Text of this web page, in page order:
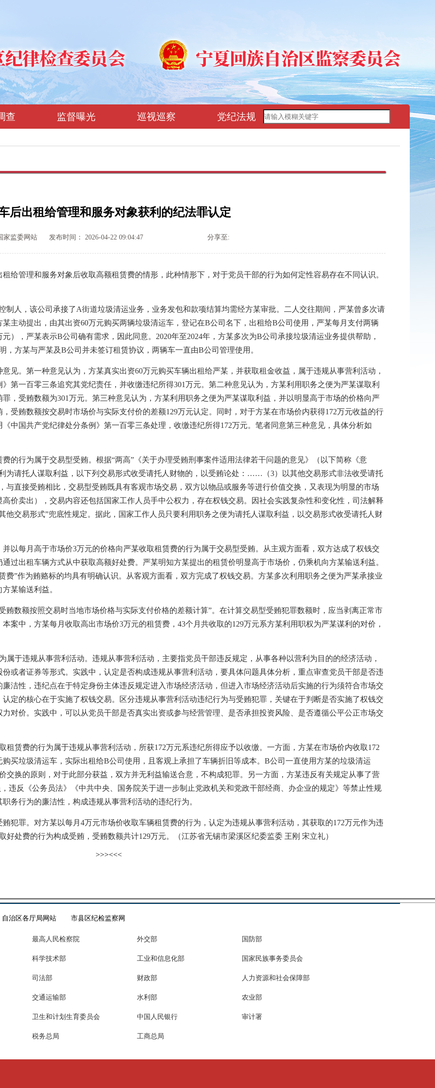
查 监督曝光 巡视巡察 党纪法规
后出租给管理和服务对象获利的纪法罪认定
家监委网站 发布时间： 2026-04-22 09:04:47 分享至:
管理和服务对象后收取高额租赁费的情形，此种情形下，对于党员干部的行为如何定性容易存在不同认识。
，该公司承接了A街道垃圾清运业务，业务发包和款项结算均需经方某审批。二人交往期间，严某曾多次请
主动提出，由其出资60万元购买两辆垃圾清运车，登记在B公司名下，出租给B公司使用，严某每月支付两辆
），严某表示B公司确有需求，因此同意。2020年至2024年，方某多次为B公司承接垃圾清运业务提供帮助，
，方某与严某及B公司并未签订租赁协议，两辆车一直由B公司管理使用。
。第一种意见认为，方某真实出资60万元购买车辆出租给严某，并获取租金收益，属于违规从事营利活动，
第一百零三条追究其党纪责任，并收缴违纪所得301万元。第二种意见认为，方某利用职务之便为严某谋取利
，受贿数额为301万元。第三种意见认为，方某利用职务之便为严某谋取利益，并以明显高于市场的价格向严
受贿数额按交易时市场价与实际支付价的差额129万元认定。同时，对于方某在市场价内获得172万元收益的行
中国共产党纪律处分条例》第一百零三条处理，收缴违纪所得172万元。笔者同意第三种意见，具体分析如
行为属于交易型受贿。根据“两高”《关于办理受贿刑事案件适用法律若干问题的意见》（以下简称《意
为请托人谋取利益，以下列交易形式收受请托人财物的，以受贿论处：……（3）以其他交易形式非法收受请托
与直接受贿相比，交易型受贿既具有客观市场交易，双方以物品或服务等进行价值交换，又表现为明显的市场
价卖出），交易内容还包括国家工作人员手中公权力，存在权钱交易。因社会实践复杂性和变化性，司法解释
他交易形式”兜底性规定。据此，国家工作人员只要利用职务之便为请托人谋取利益，以交易形式收受请托人财
每月高于市场价3万元的价格向严某收取租赁费的行为属于交易型受贿。从主观方面看，双方达成了权钱交
过出租车辆方式从中获取高额好处费。严某明知方某提出的租赁价明显高于市场价，仍乘机向方某输送利益。
费”作为贿赂标的均具有明确认识。从客观方面看，双方完成了权钱交易。方某多次利用职务之便为严某承接业
某输送利益。
额按照交易时当地市场价格与实际支付价格的差额计算”。在计算交易型受贿犯罪数额时，应当剥离正常市
案中，方某每月收取高出市场价3万元的租赁费，43个月共收取的129万元系方某利用职权为严某谋利的对价，
违规从事营利活动。违规从事营利活动，主要指党员干部违反规定，从事各种以营利为目的的经济活动，
或者证券等形式。实践中，认定是否构成违规从事营利活动，要具体问题具体分析，重点审查党员干部是否违
洁性，违纪点在于特定身份主体违反规定进入市场经济活动，但进入市场经济活动后实施的行为须符合市场交
定的核心在于实施了权钱交易。区分违规从事营利活动违纪行为与受贿犯罪，关键在于判断是否实施了权钱交
对价。实践中，可以从党员干部是否真实出资或参与经营管理、是否承担投资风险、是否遵循公平公正市场交
费的行为属于违规从事营利活动，所获172万元系违纪所得应予以收缴。一方面，方某在市场价内收取172
买垃圾清运车，实际出租给B公司使用，且客观上承担了车辆折旧等成本。B公司一直使用方某的垃圾清运
交换的原则，对于此部分获益，双方并无利益输送合意，不构成犯罪。另一方面，方某违反有关规定从事了营
违反《公务员法》《中共中央、国务院关于进一步制止党政机关和党政干部经商、办企业的规定》等禁止性规
务行为的廉洁性，构成违规从事营利活动的违纪行为。
罪。对方某以每月4万元市场价收取车辆租赁费的行为，认定为违规从事营利活动，其获取的172万元作为违
处费的行为构成受贿，受贿数额共计129万元。（江苏省无锡市梁溪区纪委监委 王刚 宋立礼）
>>><<<
自治区各厅局网站 市县区纪检监察网
最高人民检察院 外交部 国防部
科学技术部 工业和信息化部 国家民族事务委员会
司法部 财政部 人力资源和社会保障部
交通运输部 水利部 农业部
卫生和计划生育委员会 中国人民银行 审计署
税务总局 工商总局